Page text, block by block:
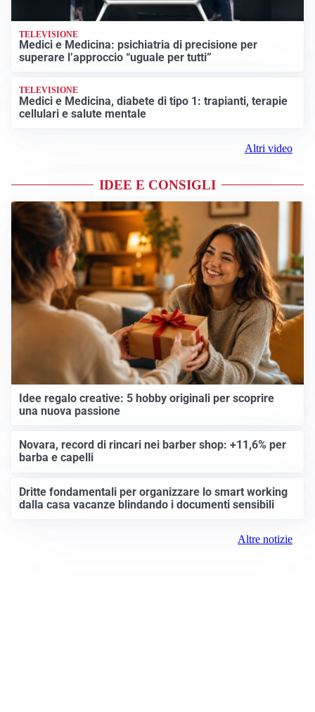
TELEVISIONE
Medici e Medicina: psichiatria di precisione per
superare l’approccio “uguale per tutti”
TELEVISIONE
Medici e Medicina, diabete di tipo 1: trapianti, terapie
cellulari e salute mentale
Altri video
IDEE E CONSIGLI
Idee regalo creative: 5 hobby originali per scoprire
una nuova passione
Novara, record di rincari nei barber shop: +11,6% per
barba e capelli
Dritte fondamentali per organizzare lo smart working
dalla casa vacanze blindando i documenti sensibili
Altre notizie